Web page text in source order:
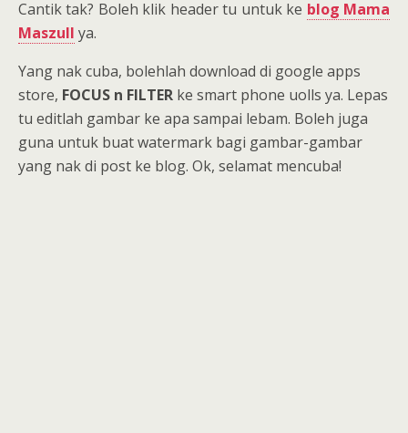
Cantik tak? Boleh klik header tu untuk ke blog Mama
Maszull ya.
Yang nak cuba, bolehlah download di google apps
store, FOCUS n FILTER ke smart phone uolls ya. Lepas
tu editlah gambar ke apa sampai lebam. Boleh juga
guna untuk buat watermark bagi gambar-gambar
yang nak di post ke blog. Ok, selamat mencuba!